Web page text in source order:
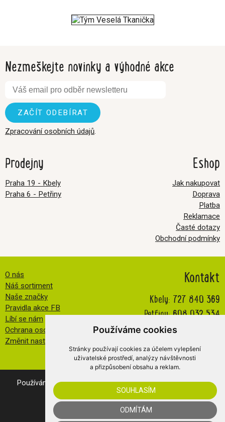
Používáme cookies
Stránky používají cookies za účelem vylepšení
uživatelské prostředí, analýzy návštěvnosti
a přizpůsobení obsahu a reklam.
SOUHLASÍM
ODMÍTÁM
Nezmeškejte novinky a výhodné akce
Zpracování osobních údajů.
Prodejny
Praha 19 - Kbely
Praha 6 - Petřiny
Kontakt
Kbely: 727 840 369
Petřiny:608 032 534
info@veselatkanicka.cz
Eshop
Jak nakupovat
Doprava
Platba
Reklamace
Časté dotazy
Obchodní podmínky
O nás
Náš sortiment
Naše značky
Pravidla akce FB
Líbí se nám
Ochrana osobních údajů
Změnit nastavení cookies
Používáním našich webovek vyjadřujete souhlas scookies.
© 2019 Veselá Tkanička s.r.o.
WebConsult
- internetový obchod